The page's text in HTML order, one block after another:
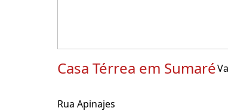
Casa Térrea em Sumaré
Rua Apinajes